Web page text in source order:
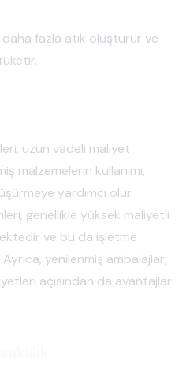
fazla atık oluşturur ve
uzun vadeli maliyet
malzemelerin kullanımı,
yardımcı olur.
genellikle yüksek maliyetli
ve bu da işletme
yenilenmiş ambalajlar,
açısından da avantajlar